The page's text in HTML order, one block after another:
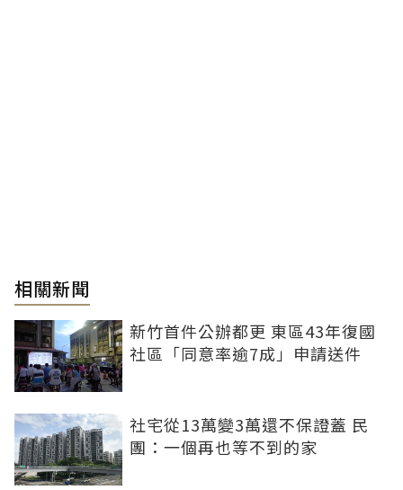
相關新聞
新竹首件公辦都更 東區43年復國
社區「同意率逾7成」申請送件
社宅從13萬變3萬還不保證蓋 民
團：一個再也等不到的家